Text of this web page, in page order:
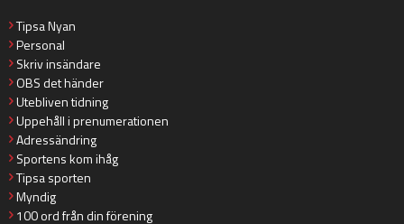
Tipsa Nyan
Personal
Skriv insändare
OBS det händer
Utebliven tidning
Uppehåll i prenumerationen
Adressändring
Sportens kom ihåg
Tipsa sporten
Myndig
100 ord från din förening